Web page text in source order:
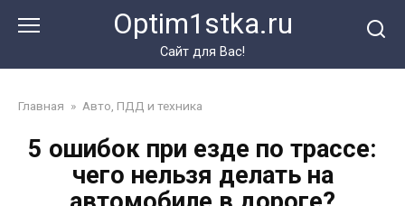
Optim1stka.ru
Сайт для Вас!
Главная » Авто, ПДД и техника
5 ошибок при езде по трассе:
чего нельзя делать на